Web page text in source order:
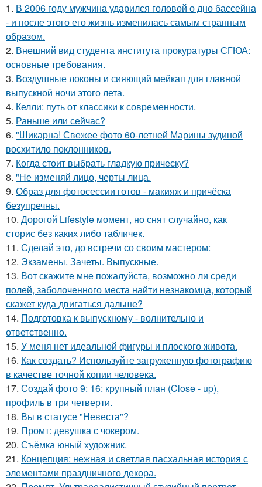
1. В 2006 году мужчина ударился головой о дно бассейна
- и после этого его жизнь изменилась самым странным
образом.
2. Внешний вид студента института прокуратуры СГЮА:
основные требования.
3. Воздушные локоны и сияющий мейкап для главной
выпускной ночи этого лета.
4. Келли: путь от классики к современности.
5. Раньше или сейчас?
6. "Шикарна! Свежее фото 60-летней Марины зудиной
восхитило поклонников.
7. Когда стоит выбрать гладкую прическу?
8. "Не изменяй лицо, черты лица.
9. Образ для фотосессии готов - макияж и причёска
безупречны.
10. Дорогой Lifestyle момент, но снят случайно, как
сторис без каких либо табличек.
11. Сделай это, до встречи со своим мастером:
12. Экзамены. Зачеты. Выпускные.
13. Вот скажите мне пожалуйста, возможно ли среди
полей, заболоченного места найти незнакомца, который
скажет куда двигаться дальше?
14. Подготовка к выпускному - волнительно и
ответственно.
15. У меня нет идеальной фигуры и плоского живота.
16. Как создать? Используйте загруженную фотографию
в качестве точной копии человека.
17. Создай фото 9: 16: крупный план (Close - up),
профиль в три четверти.
18. Вы в статусе "Невеста"?
19. Промт: девушка с чокером.
20. Съёмка юный художник.
21. Концепция: нежная и светлая пасхальная история с
элементами праздничного декора.